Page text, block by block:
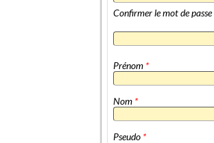
Confirmer le mot de passe
Prénom *
Nom *
Pseudo *